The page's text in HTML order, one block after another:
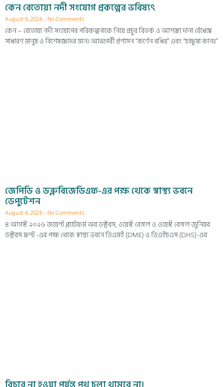
কেন বেতোয়া নদী সংযোগ প্রকল্পের ভবিষ্যৎ
August 6, 2026 No Comments
কেন – বেতোয়া নদী সংযোগের পরিকল্পনাকে নিয়ে প্রচুর বিতর্ক ও আশঙ্কা দানা বেঁধেছে
সাধারণ মানুষ ও বিশেষজ্ঞদের মনে। আত্মগর্বী প্রশাসন “কর্ণেন বধির” এবং “চক্ষুষা কানঃ”
জেপিডি ও ডব্লুবিজেডিএফ-এর পক্ষ থেকে স্বাস্থ্য ভবনে
ডেপুটেশন
August 6, 2026 No Comments
৪ আগস্ট ২০২৬ জয়েন্ট প্ল্যাটফর্ম অব ডক্টরস, ওয়েস্ট বেঙ্গল ও ওয়েস্ট বেঙ্গল জুনিয়র
ডক্টরস ফ্রন্ট -এর পক্ষ থেকে স্বাস্থ্য ভবনে ডিএমই (DME) ও ডিএইচএস (DHS)-এর